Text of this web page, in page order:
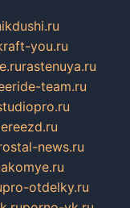
you.ru
rastenuya.ru
team.ru
news.ru
pro-otdelky.ru